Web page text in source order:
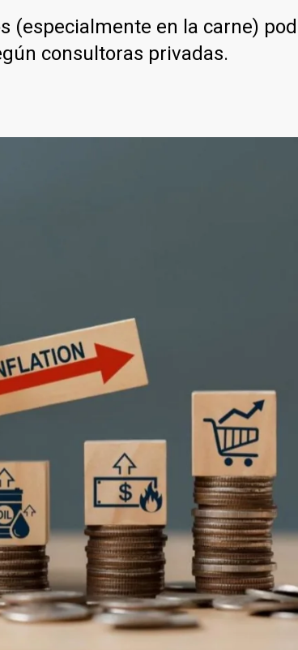
(especialmente en la carne)
consultoras privadas.